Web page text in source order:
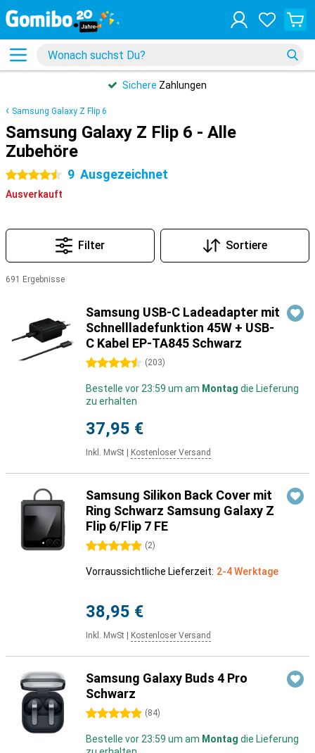
Sichere Zahlungen
Samsung Galaxy Z Flip 6
Samsung Galaxy Z Flip 6 - Alle
Zubehöre
4.5 Sterne 9 Ausgezeichnet
Ausverkauft
Filter Sortiere
691 Ergebnisse
Samsung USB-C Ladeadapter mit
Schnellladefunktion 45W + USB-
C Kabel EP-TA845 Schwarz
4.5 Sterne (203)
Bestelle vor 23:59 um am Montag die Lieferung
zu erhalten
37,95 €
Inkl. MwSt Kostenloser Versand
Samsung Silikon Back Cover mit
Ring Schwarz Samsung Galaxy Z
Flip 6/Flip 7 FE
5 Sterne (2)
Vorraussichtliche Lieferzeit: 2-4 Werktage
38,95 €
Inkl. MwSt Kostenloser Versand
Samsung Galaxy Buds 4 Pro
Schwarz
5 Sterne (84)
Bestelle vor 23:59 um am Montag die Lieferung